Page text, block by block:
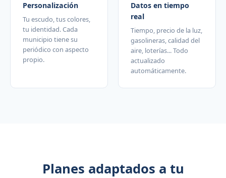
Personalización
Tu escudo, tus colores,
tu identidad. Cada
municipio tiene su
periódico con aspecto
propio.
Datos en tiempo
real
Tiempo, precio de la luz,
gasolineras, calidad del
aire, loterías... Todo
actualizado
automáticamente.
Planes adaptados a tu